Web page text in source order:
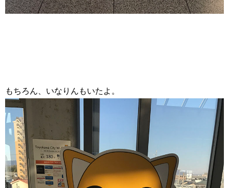
もちろん、いなりんもいたよ。